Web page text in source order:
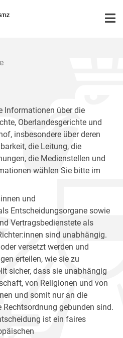
Informationen über die
Oberlandesgerichte und
insbesondere über deren
die Leitung, die
die Medienstellen und
wählen Sie bitte im
und
Entscheidungsorgane sowie
Vertragsbedienstete als
sind unabhängig.
versetzt werden und
erteilen, wie sie zu
sicher, dass sie unabhängig
von Religionen und von
und somit nur an die
gebunden sind.
ist ein faires